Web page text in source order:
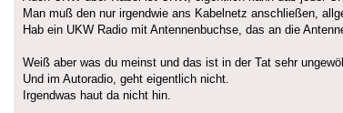
Man muß den nur irgendwie ans Kabelnetz anschließen,
Hab ein UKW Radio mit Antennenbuchse, das an die
Weiß aber was du meinst und das ist in der Tat sehr
Und im Autoradio, geht eigentlich nicht.
Irgendwas haut da nicht hin.